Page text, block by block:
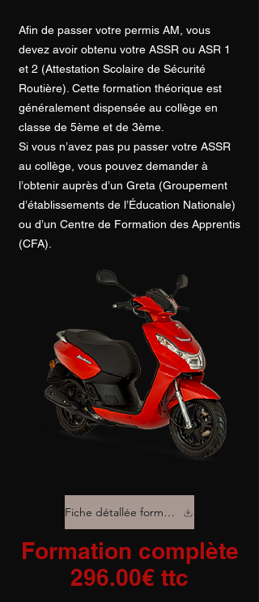
Afin de passer votre permis AM, vous
devez avoir obtenu votre ASSR ou ASR 1
et 2 (Attestation Scolaire de Sécurité
Routière). Cette formation théorique est
généralement dispensée au collège en
classe de 5ème et de 3ème.
Si vous n’avez pas pu passer votre ASSR
au collège, vous pouvez demander à
l’obtenir auprès d’un Greta (Groupement
d’établissements de l’Éducation Nationale)
ou d’un Centre de Formation des Apprentis
(CFA).
Fiche détallée formation AM
Formation complète
296.00€ ttc